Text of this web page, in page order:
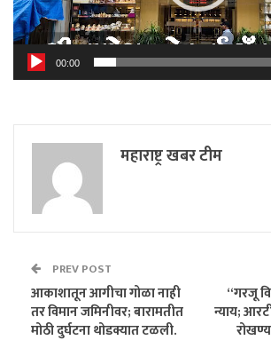
00:00
महाराष्ट्र खबर टीम
PREV POST
आकाशातून आगीचा गोळा नाही
तर विमान जमिनीवर; बारामतीत
मोठी दुर्घटना थोडक्यात टळली.
“गरजू
न्याय;